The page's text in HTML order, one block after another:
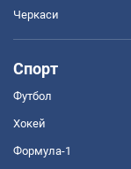
Черкаси
Спорт
Футбол
Хокей
Формула-1